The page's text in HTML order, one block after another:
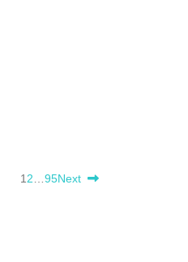
1 2 95Next